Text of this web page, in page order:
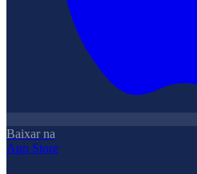
Baixar na
App Store